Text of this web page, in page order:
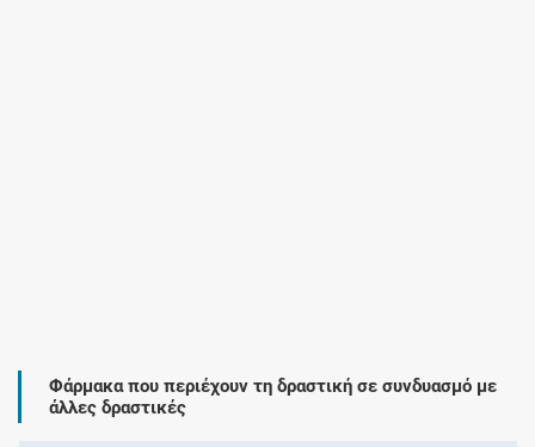
Φάρμακα που περιέχουν τη δραστική σε συνδυασμό με
άλλες δραστικές